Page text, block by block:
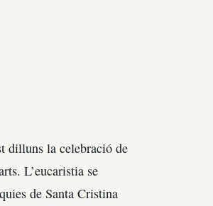
dilluns la celebració de
L’eucaristia se
de Santa Cristina